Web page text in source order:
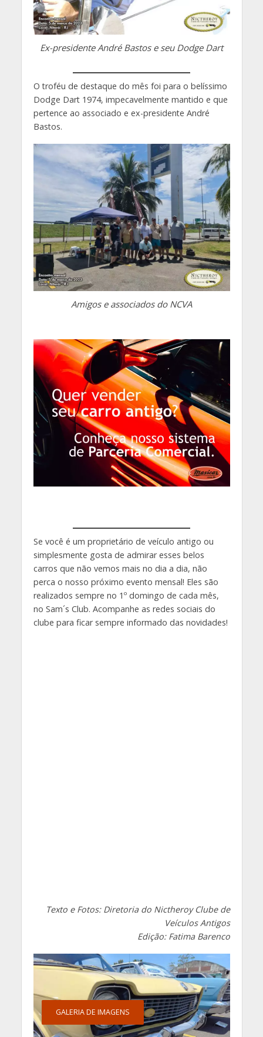
Ex-presidente André Bastos e seu Dodge Dart
O troféu de destaque do mês foi para o belíssimo
Dodge Dart 1974, impecavelmente mantido e que
pertence ao associado e ex-presidente André
Bastos.
Amigos e associados do NCVA
Se você é um proprietário de veículo antigo ou
simplesmente gosta de admirar esses belos
carros que não vemos mais no dia a dia, não
perca o nosso próximo evento mensal! Eles são
realizados sempre no 1º domingo de cada mês,
no Sam´s Club. Acompanhe as redes sociais do
clube para ficar sempre informado das novidades!
Texto e Fotos: Diretoria do Nictheroy Clube de
Veículos Antigos
Edição: Fatima Barenco
GALERIA DE IMAGENS